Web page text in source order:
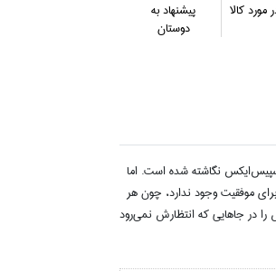
كالا
پیشنهاد به
دوستان
نگاشته شده است. اما
موفقيت وجود ندارد، چون هر
را در جاهايي كه انتظارش نمي‌رود